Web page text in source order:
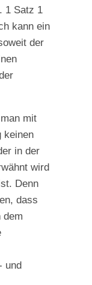
1 Satz 1
kann ein
der
mit
keinen
in der
wird
Denn
dass
dem
und